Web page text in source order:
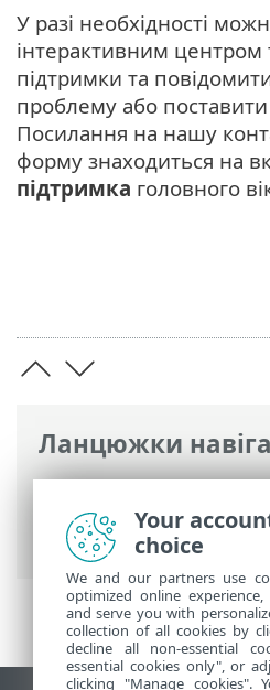
Ланцюжки
Інтерактивна довідка
Endpoint Security>
ВІДПОВІДІ
У разі необхідності
інтерактивним центром
підтримки та
проблему або
Посилання на нашу
форму знаходиться на
підтримка головного
Your
choice
We and our partners use
optimized online
and serve you with
collection of all cookies by
decline all non-essential
essential cookies only", or
clicking "Manage